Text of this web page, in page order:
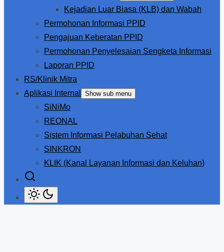
Kejadian Luar Biasa (KLB) dan Wabah
Permohonan Informasi PPID
Pengajuan Keberatan PPID
Permohonan Penyelesaian Sengketa Informasi
Laporan PPID
RS/Klinik Mitra
Aplikasi Internal
Show sub menu
SiNiMo
REONAL
Sistem Informasi Pelabuhan Sehat
SINKRON
KLIK (Kanal Layanan Informasi dan Keluhan)